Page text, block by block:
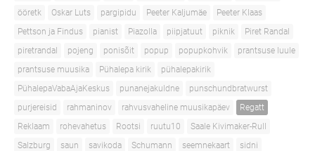
ööretk
Oskar Luts pargipidu Peeter Kaljumäe
Peeter Klaas
Pettson ja Findus
pianist Piazolla piipjatuut piknik
Piret Randal
piretrandal
pojeng ponisõit popup popupkohvik
prantsuse luule
prantsuse muusika
Pühalepa kirik
pühalepakirik
PühalepaVabaAjaKeskus
punanejakuldne
punschundbratwurst
purjereisid
rahmaninov rahvusvaheline muusikapäev
Regatt
Reklaam
rohevahetus Rootsi ruutu10
Saale Kivimaker-Rull
Salzburg
saun savikoda Schumann seemnekaart
sidni